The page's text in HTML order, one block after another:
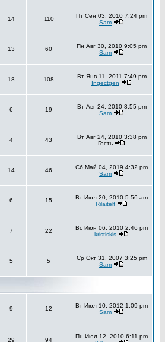
14 110
Пт Сен 03, 2010 7:24 pm
Sam
13 60
Пн Авг 30, 2010 9:05 pm
Sam
18 108
Вт Янв 11, 2011 7:49 pm
Ingectgen
6 19
Вт Авг 24, 2010 8:55 pm
Sam
4 43
Вт Авг 24, 2010 3:38 pm
Гость
14 46
Сб Май 04, 2019 4:32 pm
Sam
6 15
Вт Июл 20, 2010 5:56 am
Rilaitelf
7 22
Вс Июн 06, 2010 2:46 pm
kristiskis
5 5
Ср Окт 31, 2007 3:25 pm
Sam
9 12
Вт Июл 10, 2012 1:09 pm
Sam
29 94
Пн Июл 12, 2010 6:11 pm